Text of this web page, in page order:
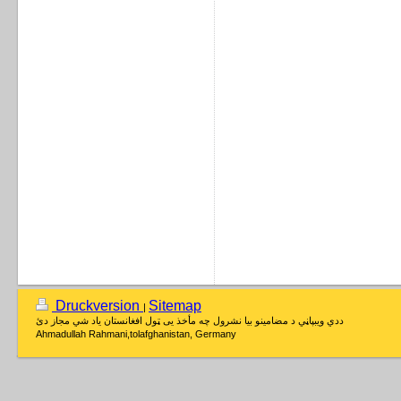
Druckversion Sitemap
ددي ويبپاڼي د مضامينو بيا نشرول چه مأخذ يی ټول افغانستان ياد شي مجاز دئ
Ahmadullah Rahmani,tolafghanistan, Germany